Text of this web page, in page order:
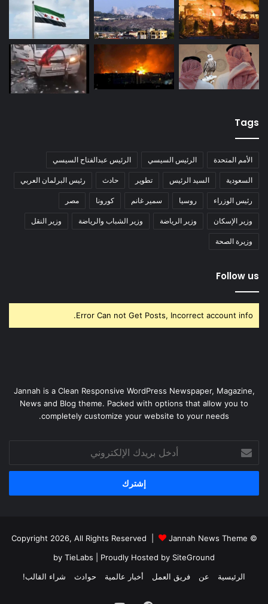
Tags
الأمم المتحدة الرئيس السيسي الرئيس عبدالفتاح السيسي
السعودية السيد الرئيس تطوير حادث رئيس البرلمان العربي
رئيس الوزراء روسيا سمير غانم كورونا مصر
وزير الإسكان وزير الرياضة وزير الشباب والرياضة وزير النقل
وزيرة الصحة
Follow us
Error Can not Get Posts, Incorrect account info.
Jannah is a Clean Responsive WordPress Newspaper, Magazine,
News and Blog theme. Packed with options that allow you to
completely customize your website to your needs.
بريدك
الإلكتروني
© Copyright 2026, All Rights Reserved |
Jannah News Theme
by TieLabs | Proudly Hosted by SiteGround
الرئيسية
عن فريق العمل أخبار عالمية حوادث شراء القالب!